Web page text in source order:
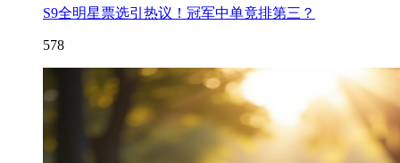
S9全明星票选引热议！冠军中单竟排第三？
578